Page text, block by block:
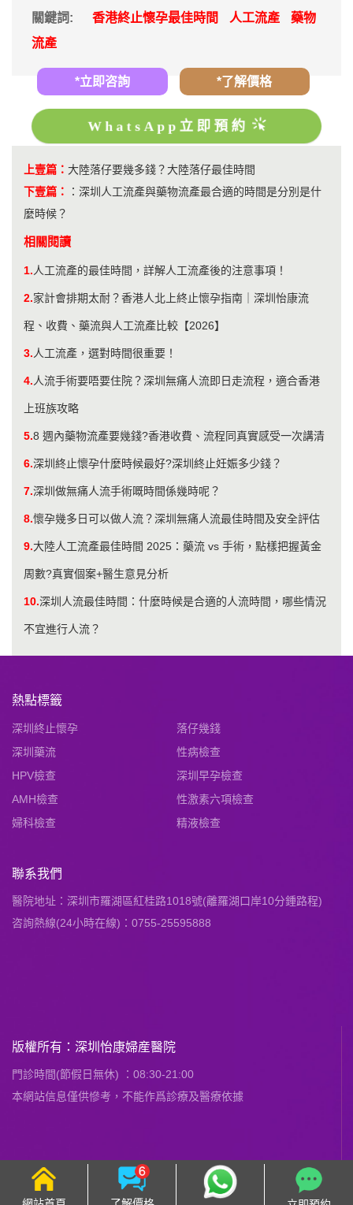
關鍵詞:
香港終止懷孕最佳時間 人工流產
藥物
流產
*立即咨詢 *了解價格
WhatsApp立即預約
上壹篇： 大陸落仔要幾多錢？大陸落仔最佳時間
下壹篇：
： 深圳人工流產與藥物流產最合適的時間是分別是什
麼時候？
相關閱讀
1.人工流產的最佳時間，詳解人工流產後的注意事項！
2.家計會排期太耐？香港人北上終止懷孕指南｜深圳怡康流
程、收費、藥流與人工流產比較【2026】
3.人工流產，選對時間很重要！
4.人流手術要唔要住院？深圳無痛人流即日走流程，適合香港
上班族攻略
5.8 週內藥物流產要幾錢?香港收費、流程同真實感受一次講清
6.​深圳終止懷孕什麼時候最好?深圳終止妊娠多少錢？
7.深圳做無痛人流手術嘅時間係幾時呢？
8.懷孕幾多日可以做人流？深圳無痛人流最佳時間及安全評估
9.大陸人工流產最佳時間 2025：藥流 vs 手術，點樣把握黃金
周數?真實個案+醫生意見分析
10.深圳人流最佳時間：什麼時候是合適的人流時間，哪些情況
不宜進行人流？
熱點標籤
深圳終止懷孕
落仔幾錢
深圳藥流
性病檢查
HPV檢查
深圳早孕檢查
AMH檢查
性激素六項檢查
婦科檢查
精液檢查
聯系我們
醫院地址：深圳市羅湖區紅桂路1018號(離羅湖口岸10分鍾路程)
咨詢熱線(24小時在線)：0755-25595888
版權所有：深圳怡康婦産醫院
門診時間(節假日無休) ：08:30-21:00
本網站信息僅供慘考，不能作爲診療及醫療依據